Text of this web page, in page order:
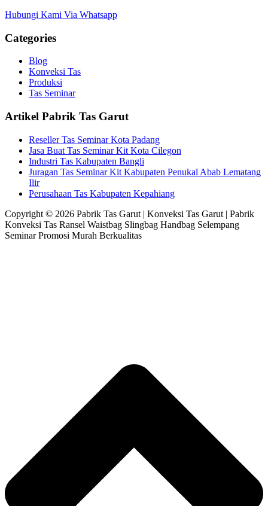
Hubungi Kami Via Whatsapp
Categories
Blog
Konveksi Tas
Produksi
Tas Seminar
Artikel Pabrik Tas Garut
Reseller Tas Seminar Kota Padang
Jasa Buat Tas Seminar Kit Kota Cilegon
Industri Tas Kabupaten Bangli
Juragan Tas Seminar Kit Kabupaten Penukal Abab Lematang
Ilir
Perusahaan Tas Kabupaten Kepahiang
Copyright © 2026 Pabrik Tas Garut | Konveksi Tas Garut | Pabrik
Konveksi Tas Ransel Waistbag Slingbag Handbag Selempang
Seminar Promosi Murah Berkualitas